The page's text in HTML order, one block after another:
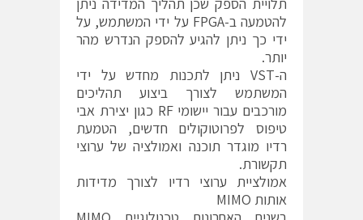
להטמעה ב-FPGA על ידי המשתמש, על
ידי כך ניתן להגיע להספק הנדרש מהר
יותר.
ה-VST ניתן לתכנות מחדש על ידי
המשתמש לצורך ביצוע תהליכים
מורכבים עבור יישומי RF כגון יצירת אבי
טיפוס לפרוטוקולים חדשים, הטמעת
רדיו מוגדר תוכנה ואמולציה של ערוצי
תקשורת.
אמולציית ערוצי רדיו לצורך מדידות
אותות MIMO